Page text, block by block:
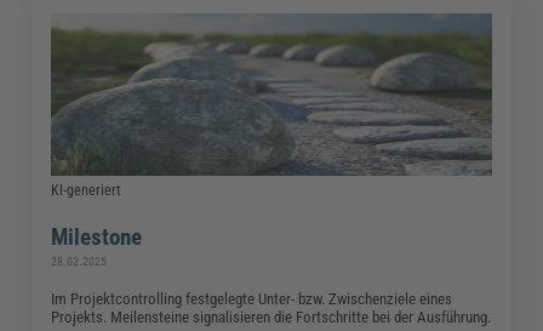
KI-generiert
Milestone
28.02.2025
Im Projektcontrolling festgelegte Unter- bzw. Zwischenziele eines
Projekts. Meilensteine signalisieren die Fortschritte bei der Ausführung.